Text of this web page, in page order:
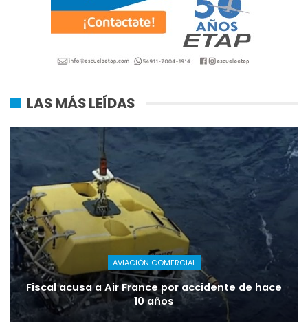
LAS MÁS LEÍDAS
AVIACIÓN COMERCIAL
Fiscal acusa a Air France por accidente de hace
10 años